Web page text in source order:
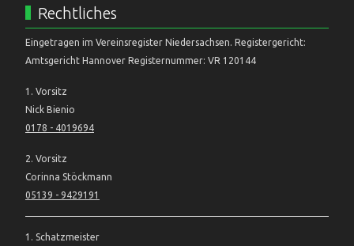
Rechtliches
Eingetragen im Vereinsregister Niedersachsen. Registergericht:
Amtsgericht Hannover Registernummer: VR 120144
1. Vorsitz
Nick Bienio
0178 - 4019694
2. Vorsitz
Corinna Stöckmann
05139 - 9429191
1. Schatzmeister